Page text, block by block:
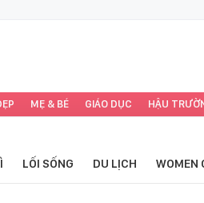
MẸ & BÉ GIÁO DỤC HẬU
LỐI SỐNG DU LỊCH WOMEN